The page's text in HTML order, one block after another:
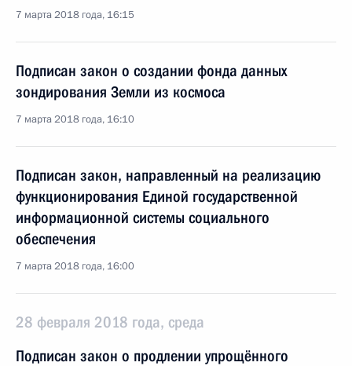
7 марта 2018 года, 16:15
Подписан закон о создании фонда данных
зондирования Земли из космоса
7 марта 2018 года, 16:10
Подписан закон, направленный на реализацию
функционирования Единой государственной
информационной системы социального
обеспечения
7 марта 2018 года, 16:00
28 февраля 2018 года, среда
Подписан закон о продлении упрощённого